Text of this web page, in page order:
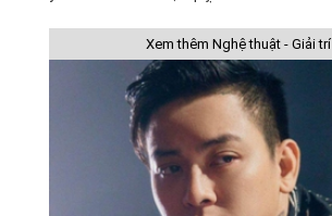
Xem thêm Nghệ thuật - Giải trí